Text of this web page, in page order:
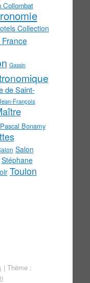
Collombat
Collection
Gassin
de Saint-
François
Pascal Bonamy
Salon
Stéphane
Toulon
| Thème :